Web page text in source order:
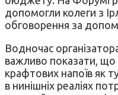
допомогли колеги з
обговорення за
Водночас
важливо показати, що
крафтових напоїв як
в нинішніх реаліях